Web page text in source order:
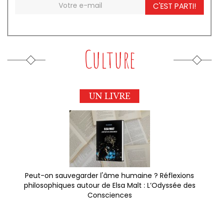
C'EST PARTI!
Culture
UN LIVRE
Peut-on sauvegarder l'âme humaine ? Réflexions
philosophiques autour de Elsa Malt : L’Odyssée des
Consciences